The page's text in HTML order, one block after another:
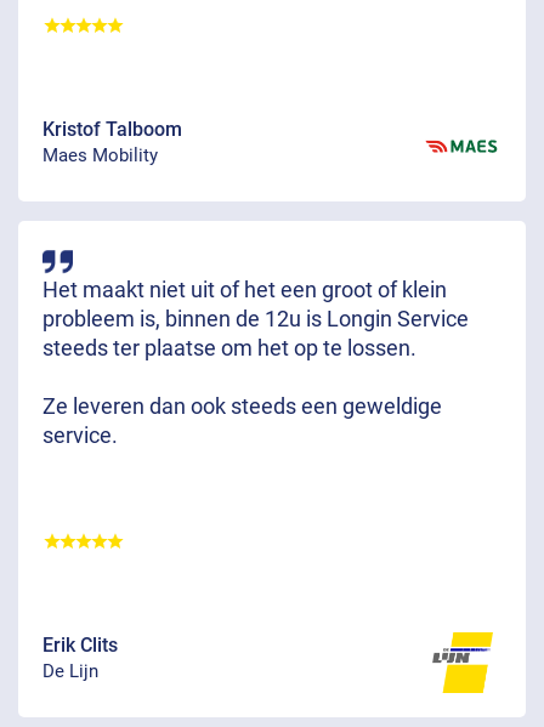
Kristof Talboom
Maes Mobility
Het maakt niet uit of het een groot of klein
probleem is, binnen de 12u is Longin Service
steeds ter plaatse om het op te lossen.
Ze leveren dan ook steeds een geweldige
service.
Erik Clits
De Lijn